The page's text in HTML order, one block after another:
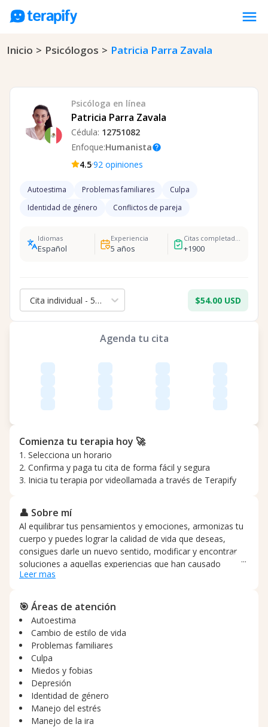
menu
Psicólogos en línea
Opiniones
Empresas
Preguntas frecuentes
Inicio > Psicólogos > Patricia Parra Zavala
Psicóloga en línea
Patricia Parra Zavala
Cédula: 12751082
Enfoque:Humanistahelp
4.5·92 opiniones
Autoestima Problemas familiares
Culpa
Identidad de género
Conflictos de pareja
Idiomas
Español
Experiencia
5 años
Citas completadas
+1900
Cita individual - 50 min. $54.00 USD
Agenda tu cita
Comienza tu terapia hoy 🚀
1. Selecciona un horario
2. Confirma y paga tu cita de forma fácil y segura
3. Inicia tu terapia por videollamada a través de Terapify
👤 Sobre mí
Al equilibrar tus pensamientos y emociones, armonizas tu
cuerpo y puedes lograr la calidad de vida que deseas,
consigues darle un nuevo sentido, modificar y encontrar
soluciones a aquellas experiencias que han causado
heridas en tu alma y en tu corazón. En este viaje
plenitud, conseguirás conectarte con tu yo interno, y
potencializaremos tu éxito, paz, prosperidad, abundancia,
amor propio y felicidad. Con la terapia Gestalt, te
reconcilias contigo mismo, evolucionas y te fortaleces.
Leer mas
🎯 Áreas de atención
Autoestima
Cambio de estilo de vida
Problemas familiares
Culpa
Miedos y fobias
Depresión
Identidad de género
Manejo del estrés
Manejo de la ira